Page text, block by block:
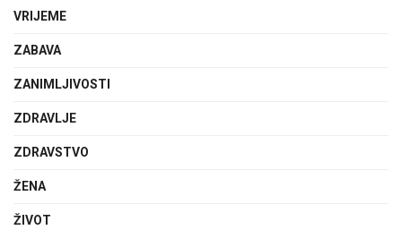
VRIJEME
ZABAVA
ZANIMLJIVOSTI
ZDRAVLJE
ZDRAVSTVO
ŽENA
ŽIVOT